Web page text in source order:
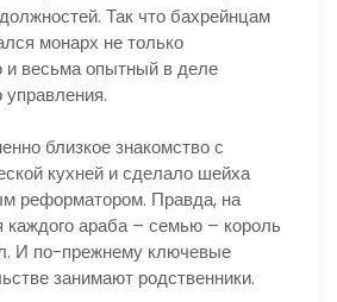
Так что бахрейнцам
монарх не только
и весьма опытный в деле
управления.
близкое знакомство с
кухней и сделало шейха
реформатором. Правда, на
каждого араба – семью – король
И по-прежнему ключевые
занимают родственники.